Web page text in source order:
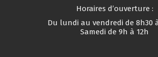
Horaires d’ouverture :
Du lundi au vendredi de 8h30
Samedi de 9h à 12h